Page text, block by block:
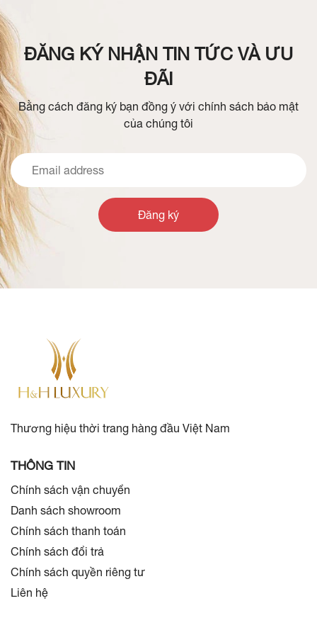
ĐĂNG KÝ NHẬN TIN TỨC VÀ ƯU
ĐÃI
Bằng cách đăng ký bạn đồng ý với chính sách bảo mật
của chúng tôi
Đăng ký
Thương hiệu thời trang hàng đầu Việt Nam
THÔNG TIN
Chính sách vận chuyển
Danh sách showroom
Chính sách thanh toán
Chính sách đổi trả
Chính sách quyền riêng tư
Liên hệ